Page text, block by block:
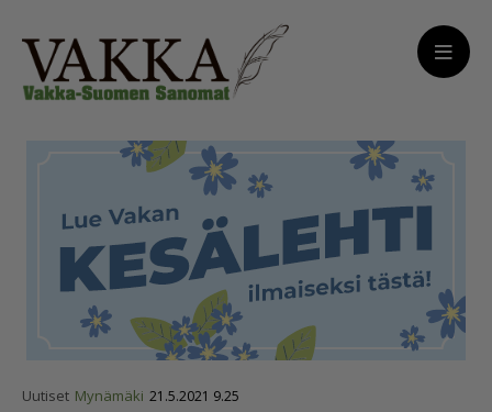
Uutiset Mynämäki 21.5.2021 9.25